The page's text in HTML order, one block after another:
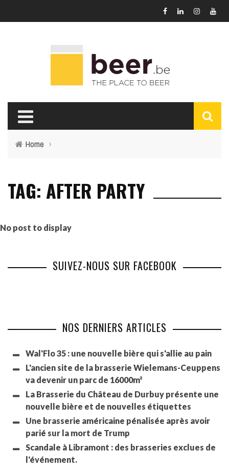
Home ›
TAG: AFTER PARTY
No post to display
SUIVEZ-NOUS SUR FACEBOOK
NOS DERNIERS ARTICLES
Wal'Flo 35 : une nouvelle bière qui s'allie au pain
L'ancien site de la brasserie Wielemans-Ceuppens
va devenir un parc de 16000m²
La Brasserie du Château de Durbuy présente une
nouvelle bière et de nouvelles étiquettes
Une brasserie américaine pénalisée après avoir
parié sur la mort de Trump
Scandale à Libramont : des brasseries exclues de
l'événement.